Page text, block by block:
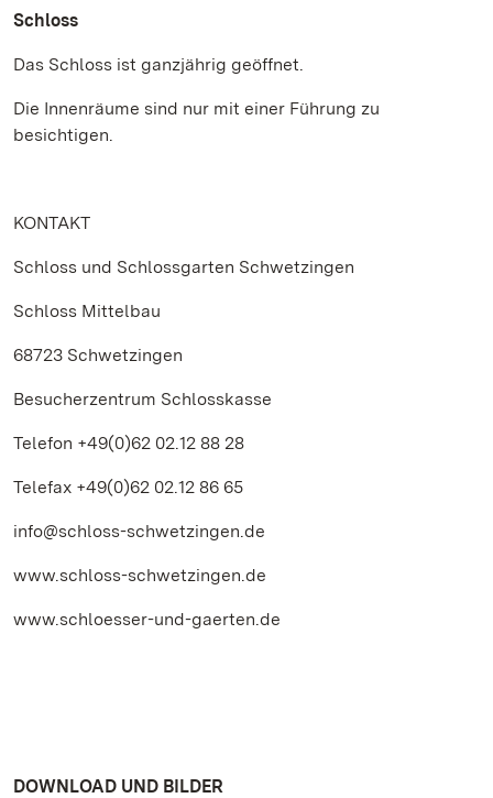
Schloss
Das Schloss ist ganzjährig geöffnet.
Die Innenräume sind nur mit einer Führung zu
besichtigen.
KONTAKT
Schloss und Schlossgarten Schwetzingen
Schloss Mittelbau
68723 Schwetzingen
Besucherzentrum Schlosskasse
Telefon +49(0)62 02.12 88 28
Telefax +49(0)62 02.12 86 65
info@schloss-schwetzingen.de
www.schloss-schwetzingen.de
www.schloesser-und-gaerten.de
DOWNLOAD UND BILDER